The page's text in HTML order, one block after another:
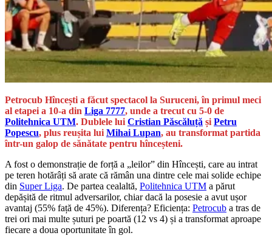
Petrocub Hîncești a făcut spectacol la Suruceni, în primul meci
al etapei a 10-a din Liga 7777, unde a trecut cu 5-0 de
Politehnica UTM. Dublele lui Cristian Păscăluță și Petru
Popescu, plus reușita lui Mihai Lupan, au transformat partida
într-un galop de sănătate pentru hînceșteni.
A fost o demonstrație de forță a „leilor” din Hîncești, care au intrat
pe teren hotărâți să arate că rămân una dintre cele mai solide echipe
din Super Liga. De partea cealaltă, Politehnica UTM a părut
depășită de ritmul adversarilor, chiar dacă la posesie a avut ușor
avantaj (55% față de 45%). Diferența? Eficiența: Petrocub a tras de
trei ori mai multe șuturi pe poartă (12 vs 4) și a transformat aproape
fiecare a doua oportunitate în gol.